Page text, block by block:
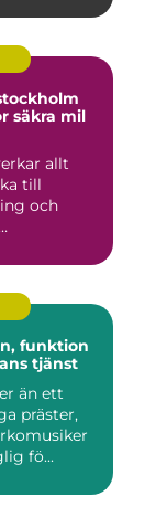
säkra mil
allt
till
och
tjänst
än ett
präster,
fö...